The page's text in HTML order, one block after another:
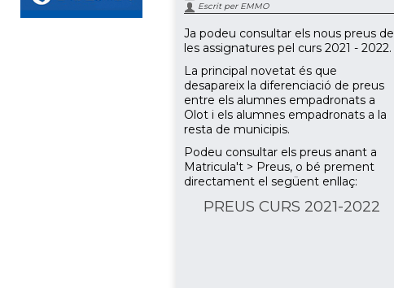
Escrit per EMMO
Ja podeu consultar els nous preus de
les assignatures pel curs 2021 - 2022.
La principal novetat és que
desapareix la diferenciació de preus
entre els alumnes empadronats a
Olot i els alumnes empadronats a la
resta de municipis.
Podeu consultar els preus anant a
Matricula't > Preus, o bé prement
directament el següent enllaç:
PREUS CURS 2021-2022